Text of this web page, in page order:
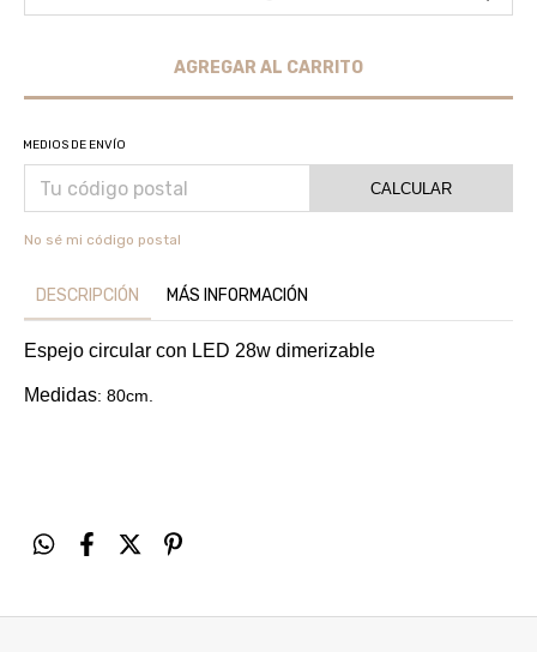
MEDIOS DE ENVÍO
CALCULAR
No sé mi código postal
DESCRIPCIÓN MÁS INFORMACIÓN
Espejo circular con LED 28w dimerizable
Medidas: 80cm.